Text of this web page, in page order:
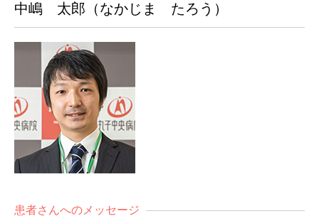
中嶋 太郎（なかじま たろう）
患者さんへのメッセージ